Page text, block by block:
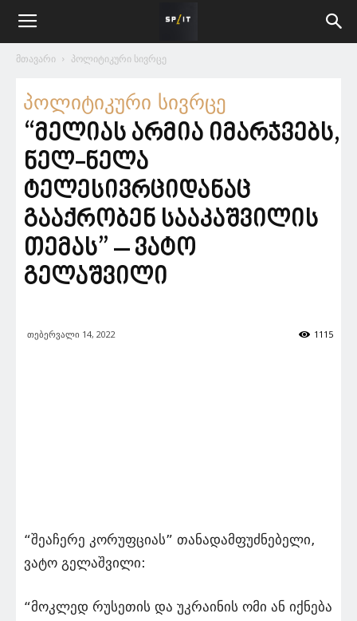
მთავარი პოლიტიკური სივრცე
პოლიტიკური სივრცე
“მელიას არმია იმარჯვებს,
ნელ-ნელა
ტელესივრციდანაც
გააქრობენ სააკაშვილის
თემას” – ვატო
გელაშვილი
თებერვალი 14, 2022 1115
“შეაჩერე კორუფციას” თანადამფუძნებელი,
ვატო გელაშვილი:
“მოკლედ რუსეთის და უკრაინის ომი ან იქნება